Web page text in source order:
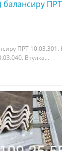
ПРТ
Втулка...